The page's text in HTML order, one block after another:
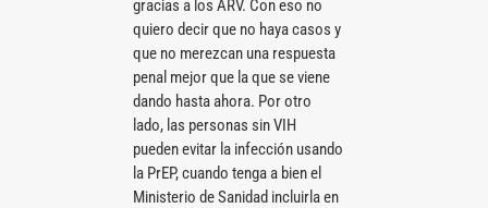
gracias a los ARV. Con eso no
quiero decir que no haya casos y
que no merezcan una respuesta
penal mejor que la que se viene
dando hasta ahora. Por otro
lado, las personas sin VIH
pueden evitar la infección usando
la PrEP, cuando tenga a bien el
Ministerio de Sanidad incluirla en